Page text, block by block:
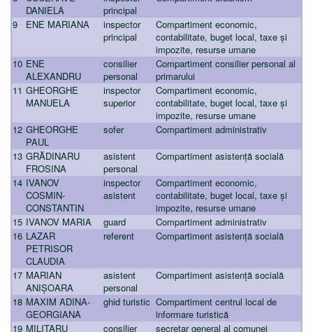
DANIELA
principal
9
ENE MARIANA
inspector
principal
Compartiment economic,
contabilitate, buget local, taxe și
impozite, resurse umane
10 ENE
ALEXANDRU
consilier
personal
Compartiment consilier personal al
primarului
11 GHEORGHE
MANUELA
inspector
superior
Compartiment economic,
contabilitate, buget local, taxe și
impozite, resurse umane
12 GHEORGHE
PAUL
sofer Compartiment administrativ
13 GRĂDINARU
FROSINA
asistent
personal
Compartiment asistență socială
14 IVANOV
COSMIN-
CONSTANTIN
inspector
asistent
Compartiment economic,
contabilitate, buget local, taxe și
impozite, resurse umane
15 IVANOV MARIA guard Compartiment administrativ
16 LAZAR
PETRISOR
CLAUDIA
referent Compartiment asistență socială
17 MARIAN
ANIȘOARA
asistent
personal
Compartiment asistență socială
18 MAXIM ADINA-
GEORGIANA
ghid turistic Compartiment centrul local de
informare turistică
19 MILITARU
consilier
secretar general al comunei